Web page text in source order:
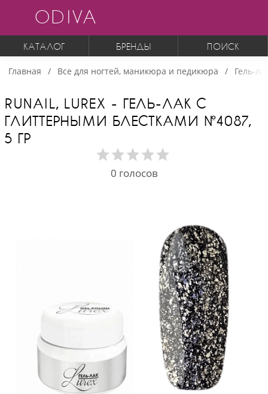
ODIVA
КАТАЛОГ БРЕНДЫ ПОИСК
Главная Все для ногтей, маникюра и педикюра Гель-
RUNAIL, LUREX - ГЕЛЬ-ЛАК С
ГЛИТТЕРНЫМИ БЛЕСТКАМИ №4087,
5 ГР
0 голосов